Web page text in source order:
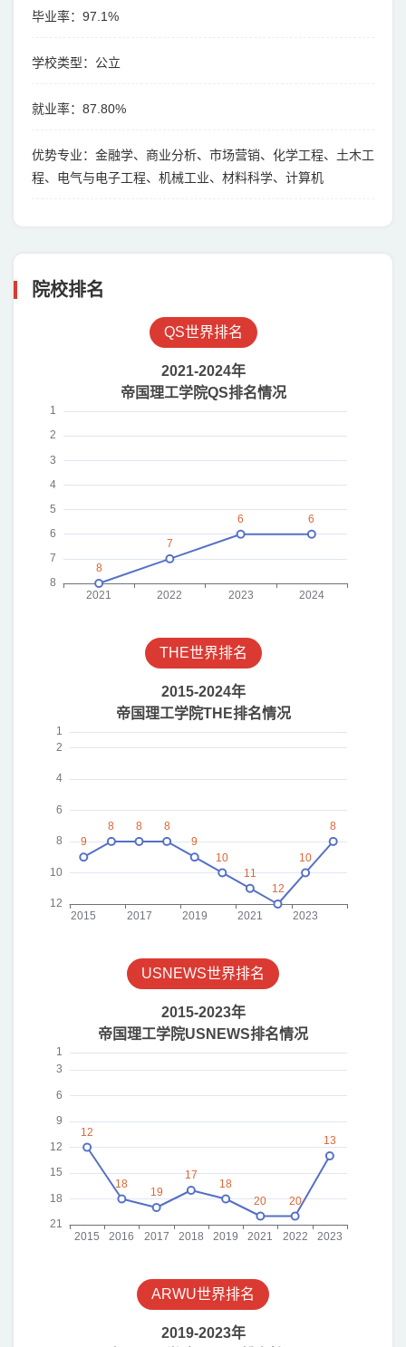
毕业率：97.1%
学校类型：公立
就业率：87.80%
优势专业：金融学、商业分析、市场营销、化学工程、土木工
程、电气与电子工程、机械工业、材料科学、计算机
院校排名
QS世界排名
THE世界排名
USNEWS世界排名
ARWU世界排名